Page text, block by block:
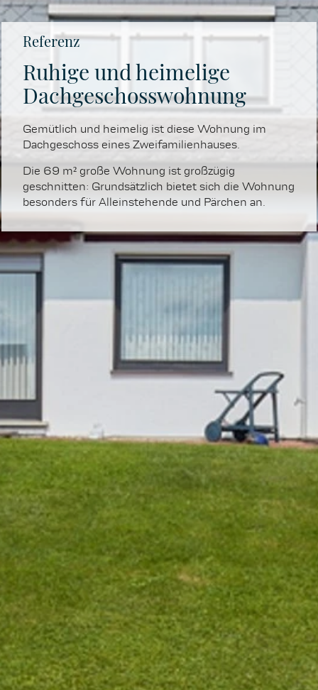
Referenz
Ruhige und heimelige
Dachgeschosswohnung
Gemütlich und heimelig ist diese Wohnung im
Dachgeschoss eines Zweifamilienhauses.
Die 69 m² große Wohnung ist großzügig
geschnitten: Grundsätzlich bietet sich die Wohnung
besonders für Alleinstehende und Pärchen an.